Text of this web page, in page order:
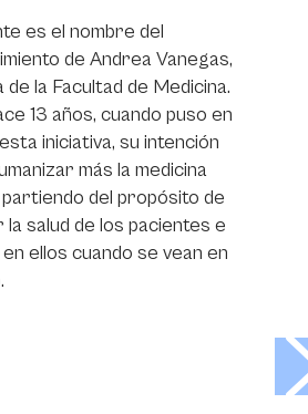
es el nombre del
de Andrea Vanegas,
de la Facultad de Medicina.
13 años, cuando puso en
iniciativa, su intención
más la medicina
del propósito de
salud de los pacientes e
ellos cuando se vean en